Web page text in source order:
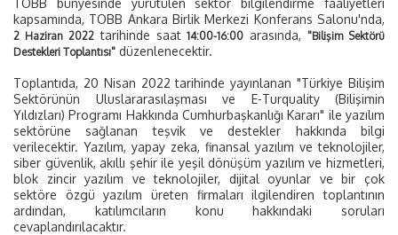
TOBB bünyesinde yürütülen sektör bilgilendirme faaliyetleri
kapsamında, TOBB Ankara Birlik Merkezi Konferans Salonu'nda,
2 Haziran 2022tarihinde saat14:00-16:00 arasında, "Bilişim Sektörü
Destekleri Toplantısı" düzenlenecektir.
Toplantıda, 20 Nisan 2022 tarihinde yayınlanan "Türkiye Bilişim
Sektörünün Uluslararasılaşması ve E-Turquality (Bilişimin
Yıldızları) Programı Hakkında Cumhurbaşkanlığı Kararı" ile yazılım
sektörüne sağlanan teşvik ve destekler hakkında bilgi
verilecektir. Yazılım, yapay zeka, finansal yazılım ve teknolojiler,
siber güvenlik, akıllı şehir ile yeşil dönüşüm yazılım ve hizmetleri,
blok zincir yazılım ve teknolojiler, dijital oyunlar ve bir çok
sektöre özgü yazılım üreten firmaları ilgilendiren toplantının
ardından, katılımcıların konu hakkındaki soruları
cevaplandırılacaktır.